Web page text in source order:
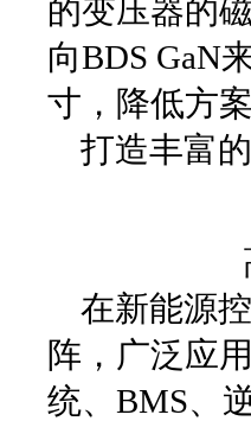
的变压器的
向BDS GaN
寸，降低方
打造丰富
在新能源
阵，广泛应
统、BMS、